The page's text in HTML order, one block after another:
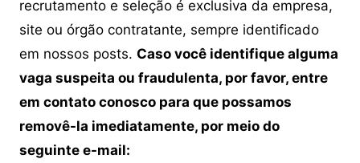
recrutamento e seleção é exclusiva da empresa,
site ou órgão contratante, sempre identificado
em nossos posts. Caso você identifique alguma
vaga suspeita ou fraudulenta, por favor, entre
em contato conosco para que possamos
removê-la imediatamente, por meio do
seguinte e-mail: